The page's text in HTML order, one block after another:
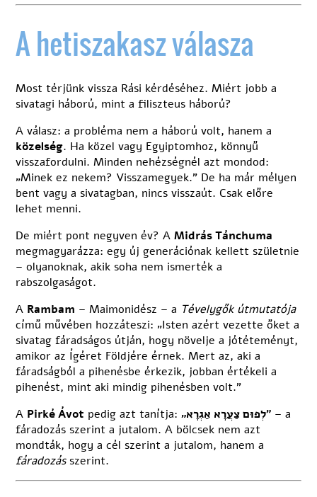
A hetiszakasz válasza
Most térjünk vissza Rási kérdéséhez. Miért jobb a
sivatagi háború, mint a filiszteus háború?
A válasz: a probléma nem a háború volt, hanem a
közelség. Ha közel vagy Egyiptomhoz, könnyű
visszafordulni. Minden nehézségnél azt mondod:
„Minek ez nekem? Visszamegyek.” De ha már mélyen
bent vagy a sivatagban, nincs visszaút. Csak előre
lehet menni.
De miért pont negyven év? AMidrás Tánchuma
megmagyarázza: egy új generációnak kellett születnie
– olyanoknak, akik soha nem ismerték a
rabszolgaságot.
A Rambam – Maimonidész – a Tévelygők útmutatója
című művében hozzáteszi: „Isten azért vezette őket a
sivatag fáradságos útján, hogy növelje a jótéteményt,
amikor az Ígéret Földjére érnek. Mert az, aki a
fáradságból a pihenésbe érkezik, jobban értékeli a
pihenést, mint aki mindig pihenésben volt.”
A Pirké Ávot pedig azt tanítja: „לְפוּם צַעֲרָא אַגְרָא” – a
fáradozás szerint a jutalom. A bölcsek nem azt
mondták, hogy a cél szerint a jutalom, hanem a
fáradozásszerint.